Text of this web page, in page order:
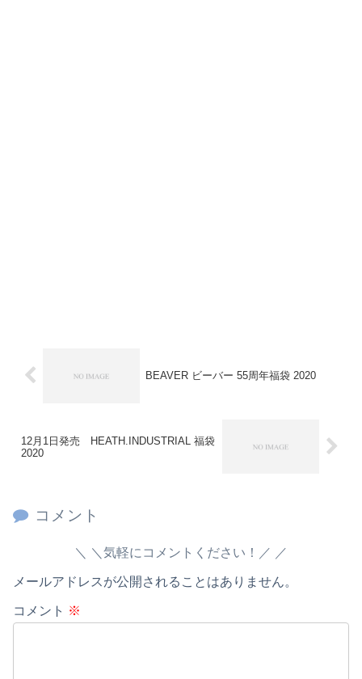
BEAVER ビーバー 55周年福袋 2020
12月1日発売 HEATH.INDUSTRIAL 福袋
2020
コメント
＼気軽にコメントください！／
メールアドレスが公開されることはありません。
コメント ※